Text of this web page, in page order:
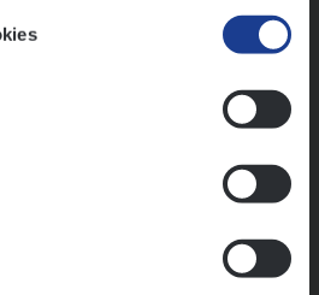
Volgende
dossiers én droge